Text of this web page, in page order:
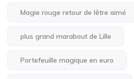
Magie rouge retour de lêtre aimé
plus grand marabout de Lille
Portefeuille magique en euro